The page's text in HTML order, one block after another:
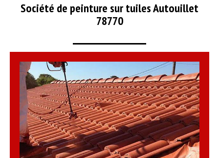
Société de peinture sur tuiles Autouillet
78770